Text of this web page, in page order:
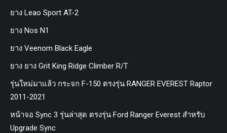
ยาง Leao Sport AT-2
ยาง Nos N1
ยาง Veenom Black Eagle
ยาง ยาง Grit King Ridge Climber R/T
รุ่นใหม่มาแล้ว กระจก F-150 ตรงรุ่น RANGER EVEREST Raptor
2011-2021
หน้าจอ Sync 3 รุ่นล่าสุด ตรงรุ่น Ford Ranger Everest สำหรับ
Upgrade Sync